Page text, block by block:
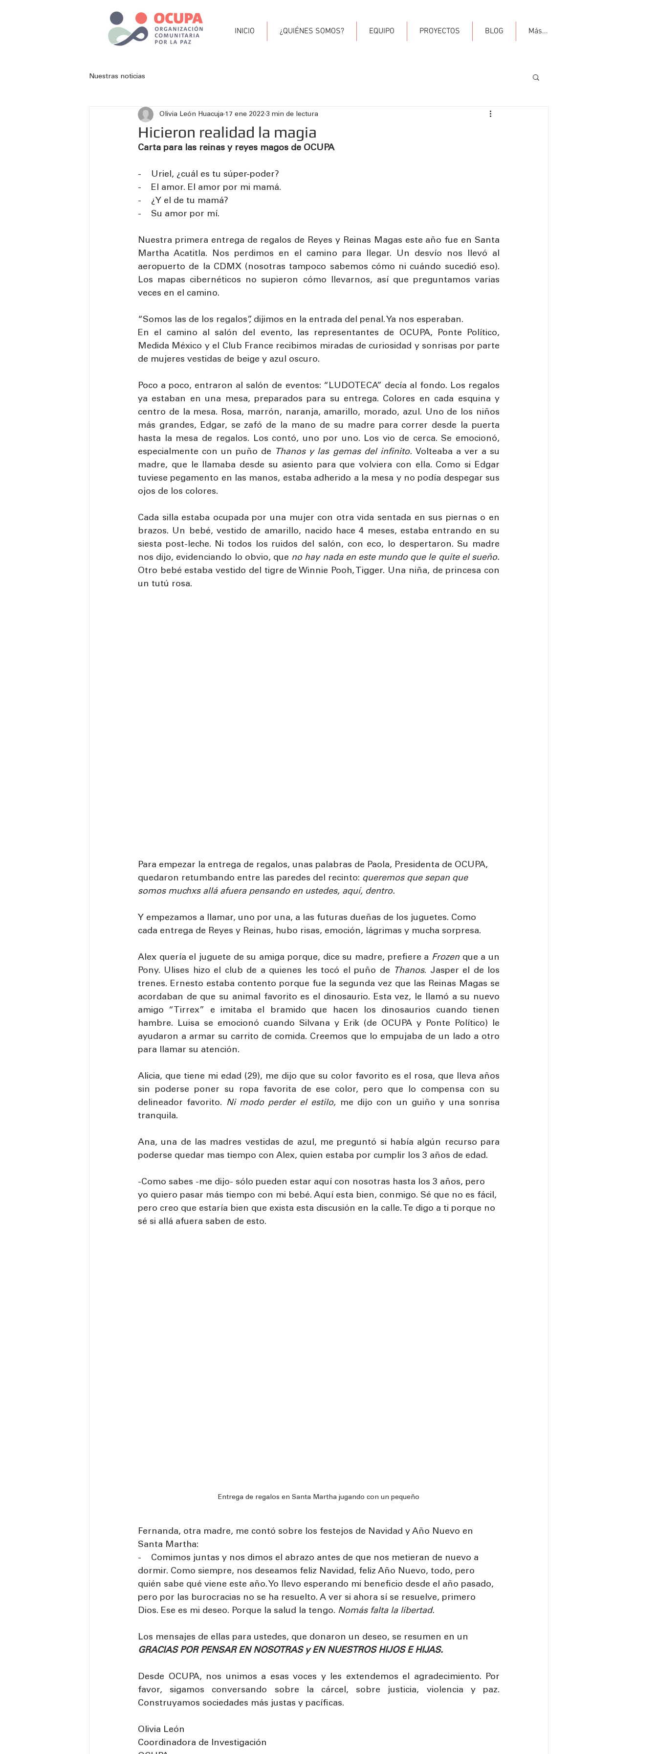
INICIO ¿QUIÉNES SOMOS? EQUIPO PROYECTOS BLOG Más...
Nuestras noticias
Hicieron realidad la magia
Olivia León Huacuja 17 ene 2022 3 min de lectura
Carta para las reinas y reyes magos de OCUPA
-    Uriel, ¿cuál es tu súper-poder?
-    El amor. El amor por mi mamá.
-    ¿Y el de tu mamá?
-    Su amor por mí.
Nuestra primera entrega de regalos de Reyes y Reinas Magas este año fue en Santa
Martha Acatitla. Nos perdimos en el camino para llegar. Un desvío nos llevó al
aeropuerto de la CDMX (nosotras tampoco sabemos cómo ni cuándo sucedió eso).
Los mapas cibernéticos no supieron cómo llevarnos, así que preguntamos varias
veces en el camino.
“Somos las de los regalos”, dijimos en la entrada del penal. Ya nos esperaban.
En el camino al salón del evento, las representantes de OCUPA, Ponte Político,
Medida México y el Club France recibimos miradas de curiosidad y sonrisas por parte
de mujeres vestidas de beige y azul oscuro.
Poco a poco, entraron al salón de eventos: “LUDOTECA” decía al fondo. Los regalos
ya estaban en una mesa, preparados para su entrega. Colores en cada esquina y
centro de la mesa. Rosa, marrón, naranja, amarillo, morado, azul. Uno de los niños
más grandes, Edgar, se zafó de la mano de su madre para correr desde la puerta
hasta la mesa de regalos. Los contó, uno por uno. Los vio de cerca. Se emocionó,
especialmente con un puño de
Thanos y las gemas del infinito. Volteaba a ver a su
madre, que le llamaba desde su asiento para que volviera con ella. Como si Edgar
tuviese pegamento en las manos, estaba adherido a la mesa y no podía despegar sus
ojos de los colores.
Cada silla estaba ocupada por una mujer con otra vida sentada en sus piernas o en
brazos. Un bebé, vestido de amarillo, nacido hace 4 meses, estaba entrando en su
siesta post-leche. Ni todos los ruidos del salón, con eco, lo despertaron. Su madre
nos dijo, evidenciando lo obvio, que no hay nada en este mundo que le quite el sueño.
Otro bebé estaba vestido del tigre de Winnie Pooh, Tigger. Una niña, de princesa con
un tutú rosa.
Para empezar la entrega de regalos, unas palabras de Paola, Presidenta de OCUPA,
quedaron retumbando entre las paredes del recinto: queremos que sepan que
somos muchxs allá afuera pensando en ustedes, aquí, dentro.
Y empezamos a llamar, uno por una, a las futuras dueñas de los juguetes. Como
cada entrega de Reyes y Reinas, hubo risas, emoción, lágrimas y mucha sorpresa.
Alex quería el juguete de su amiga porque, dice su madre, prefiere a Frozen que a un
Pony. Ulises hizo el club de a quienes les tocó el puño de
Thanos. Jasper el de los
trenes. Ernesto estaba contento porque fue la segunda vez que las Reinas Magas se
acordaban de que su animal favorito es el dinosaurio. Esta vez, le llamó a su nuevo
amigo “Tirrex” e imitaba el bramido que hacen los dinosaurios cuando tienen
hambre. Luisa se emocionó cuando Silvana y Erik (de OCUPA y Ponte Político) le
ayudaron a armar su carrito de comida. Creemos que lo empujaba de un lado a otro
para llamar su atención.
Alicia, que tiene mi edad (29), me dijo que su color favorito es el rosa, que lleva años
sin poderse poner su ropa favorita de ese color, pero que lo compensa con su
delineador favorito. Ni modo perder el estilo, me dijo con un guiño y una sonrisa
tranquila.
Ana, una de las madres vestidas de azul, me preguntó si había algún recurso para
poderse quedar mas tiempo con Alex, quien estaba por cumplir los 3 años de edad.
-Como sabes -me dijo- sólo pueden estar aquí con nosotras hasta los 3 años, pero
yo quiero pasar más tiempo con mi bebé. Aquí esta bien, conmigo. Sé que no es fácil,
pero creo que estaría bien que exista esta discusión en la calle. Te digo a ti porque no
sé si allá afuera saben de esto.
Entrega de regalos en Santa Martha jugando con un pequeño
Fernanda, otra madre, me contó sobre los festejos de Navidad y Año Nuevo en
Santa Martha:
-    Comimos juntas y nos dimos el abrazo antes de que nos metieran de nuevo a
dormir. Como siempre, nos deseamos feliz Navidad, feliz Año Nuevo, todo, pero
quién sabe qué viene este año. Yo llevo esperando mi beneficio desde el año pasado,
pero por las burocracias no se ha resuelto. A ver si ahora sí se resuelve, primero
Dios. Ese es mi deseo. Porque la salud la tengo. Nomás falta la libertad.
Los mensajes de ellas para ustedes, que donaron un deseo, se resumen en un
GRACIAS POR PENSAR EN NOSOTRAS y EN NUESTROS HIJOS E HIJAS.
Desde OCUPA, nos unimos a esas voces y les extendemos el agradecimiento. Por
favor, sigamos conversando sobre la cárcel, sobre justicia, violencia y paz.
Construyamos sociedades más justas y pacíficas.
Olivia León
Coordinadora de Investigación